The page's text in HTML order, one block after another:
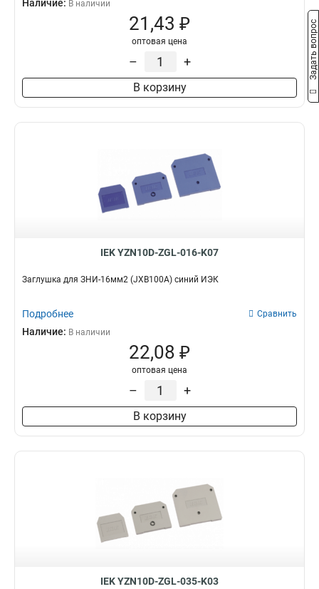
Наличие: В наличии
21,43 ₽
оптовая цена
– +
В корзину
IEK YZN10D-ZGL-016-K07
Заглушка для ЗНИ-16мм2 (JXB100A) синий ИЭК
Подробнее Сравнить
Наличие: В наличии
22,08 ₽
оптовая цена
– +
В корзину
IEK YZN10D-ZGL-035-K03
Задать вопрос